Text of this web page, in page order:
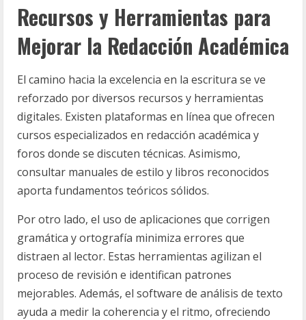
Recursos y Herramientas para
Mejorar la Redacción Académica
El camino hacia la excelencia en la escritura se ve
reforzado por diversos recursos y herramientas
digitales. Existen plataformas en línea que ofrecen
cursos especializados en redacción académica y
foros donde se discuten técnicas. Asimismo,
consultar manuales de estilo y libros reconocidos
aporta fundamentos teóricos sólidos.
Por otro lado, el uso de aplicaciones que corrigen
gramática y ortografía minimiza errores que
distraen al lector. Estas herramientas agilizan el
proceso de revisión e identifican patrones
mejorables. Además, el software de análisis de texto
ayuda a medir la coherencia y el ritmo, ofreciendo